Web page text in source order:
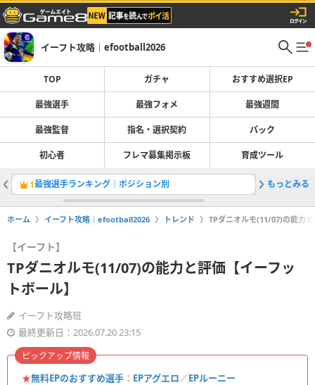
イーフト攻略｜efootball2026
TOP ガチャ おすすめ選択EP
最強選手 最強フォメ 最強週間
最強監督 指名・選択契約 パック
初心者 フレマ募集掲示板 育成ツール
1最強選手ランキング｜ポジション別 2ガチャ
もっとみる
ホーム イーフト攻略｜efootball2026 トレンド TPダニオルモ(11/07)の能力
【イーフト】
TPダニオルモ(11/07)の能力と評価【イーフッ
トボール】
イーフト攻略班
最終更新日：2026.07.20 23:15
★無料EPのおすすめ選手 ： EPアグエロ／EPルーニー
ピックアップ情報